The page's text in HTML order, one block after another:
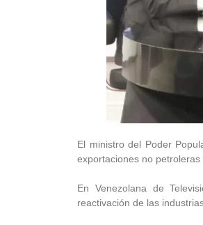
El ministro del Poder
exportaciones no
En Venezolana de
reactivación de las